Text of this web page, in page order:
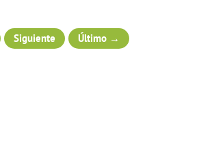
Siguiente Último →